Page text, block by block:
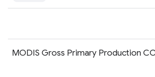
MODIS Gross Primary Production